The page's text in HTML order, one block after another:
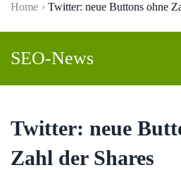
Home Twitter: neue Buttons ohne
SEO-News
Twitter: neue
Zahl der Shares